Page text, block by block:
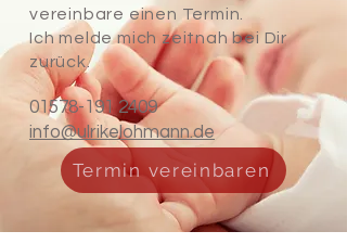
vereinbare einen Termin.
Ich melde mich zeitnah bei Dir
zurück.
01578-191 2409
info@ulrikelohmann.de
Termin vereinbaren